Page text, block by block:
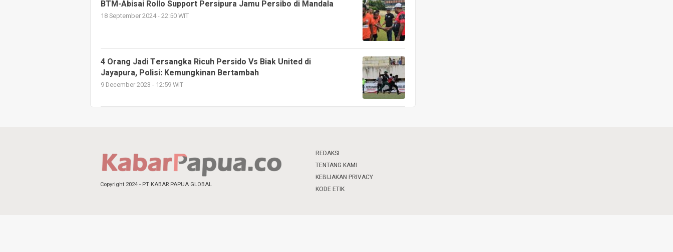
BTM-Abisai Rollo Support Persipura Jamu Persibo di Mandala
18 September 2024 - 22:50 WIT
4 Orang Jadi Tersangka Ricuh Persido Vs Biak United di
Jayapura, Polisi: Kemungkinan Bertambah
9 December 2023 - 12:59 WIT
Copyright 2024 - PT KABAR PAPUA GLOBAL
REDAKSI
TENTANG KAMI
KEBIJAKAN PRIVACY
KODE ETIK